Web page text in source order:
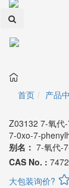
首页 产品
Z03132 7-氧代
7-0xo-7-
别名： 7-氧代-
CAS No. :
大包装询价?